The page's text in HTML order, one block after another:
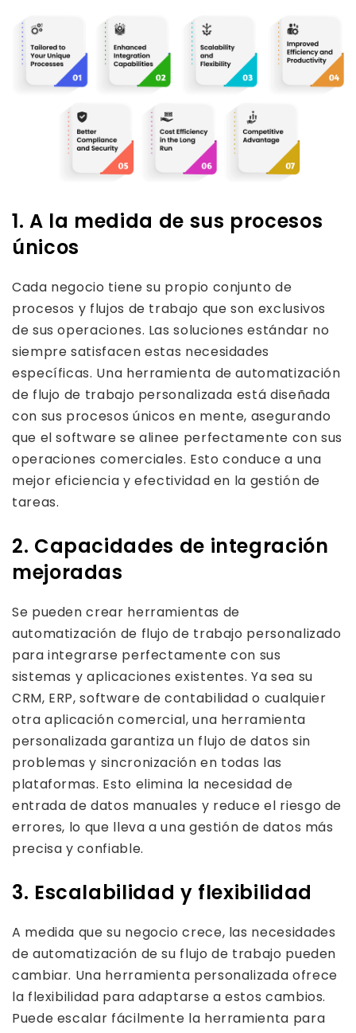
1. A la medida de sus procesos
únicos
Cada negocio tiene su propio conjunto de
procesos y flujos de trabajo que son exclusivos
de sus operaciones. Las soluciones estándar no
siempre satisfacen estas necesidades
específicas. Una herramienta de automatización
de flujo de trabajo personalizada está diseñada
con sus procesos únicos en mente, asegurando
que el software se alinee perfectamente con sus
operaciones comerciales. Esto conduce a una
mejor eficiencia y efectividad en la gestión de
tareas.
2. Capacidades de integración
mejoradas
Se pueden crear herramientas de
automatización de flujo de trabajo personalizado
para integrarse perfectamente con sus
sistemas y aplicaciones existentes. Ya sea su
CRM, ERP, software de contabilidad o cualquier
otra aplicación comercial, una herramienta
personalizada garantiza un flujo de datos sin
problemas y sincronización en todas las
plataformas. Esto elimina la necesidad de
entrada de datos manuales y reduce el riesgo de
errores, lo que lleva a una gestión de datos más
precisa y confiable.
3. Escalabilidad y flexibilidad
A medida que su negocio crece, las necesidades
de automatización de su flujo de trabajo pueden
cambiar. Una herramienta personalizada ofrece
la flexibilidad para adaptarse a estos cambios.
Puede escalar fácilmente la herramienta para